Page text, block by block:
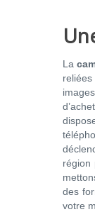
La
région
des
votre